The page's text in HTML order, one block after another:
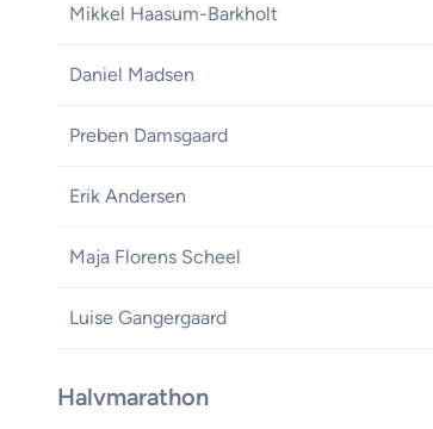
Mikkel Haasum-Barkholt
Daniel Madsen
Preben Damsgaard
Erik Andersen
Maja Florens Scheel
Luise Gangergaard
Halvmarathon